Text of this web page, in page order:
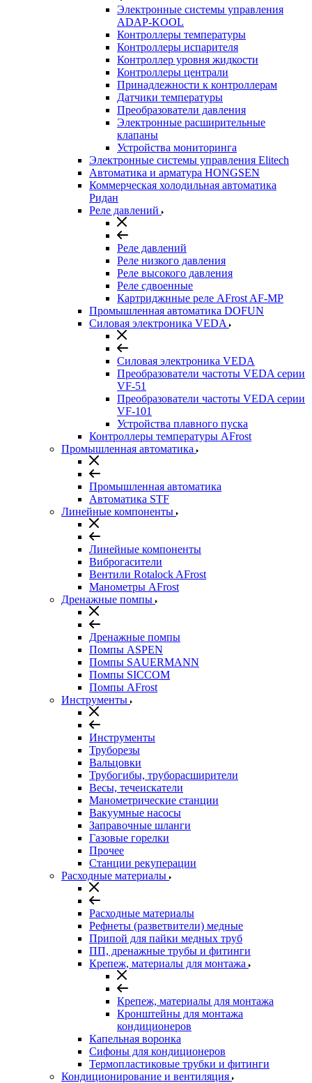
Электронные системы управления
ADAP-KOOL
Контроллеры температуры
Контроллеры испарителя
Контроллер уровня жидкости
Контроллеры централи
Принадлежности к контроллерам
Датчики температуры
Преобразователи давления
Электронные расширительные
клапаны
Устройства мониторинга
Электронные системы управления Elitech
Автоматика и арматура HONGSEN
Коммерческая холодильная автоматика
Ридан
Реле давлений
Реле давлений
Реле низкого давления
Реле высокого давления
Реле сдвоенные
Картриджнные реле AFrost AF-MP
Промышленная автоматика DOFUN
Силовая электроника VEDA
Силовая электроника VEDA
Преобразователи частоты VEDA серии
VF-51
Преобразователи частоты VEDA серии
VF-101
Устройства плавного пуска
Контроллеры температуры AFrost
Промышленная автоматика
Промышленная автоматика
Автоматика STF
Линейные компоненты
Линейные компоненты
Виброгасители
Вентили Rotalock AFrost
Манометры AFrost
Дренажные помпы
Дренажные помпы
Помпы ASPEN
Помпы SAUERMANN
Помпы SICCOM
Помпы AFrost
Инструменты
Инструменты
Труборезы
Вальцовки
Трубогибы, труборасширители
Весы, течеискатели
Манометрические станции
Вакуумные насосы
Заправочные шланги
Газовые горелки
Прочее
Станции рекуперации
Расходные материалы
Расходные материалы
Рефнеты (разветвители) медные
Припой для пайки медных труб
ПП, дренажные трубы и фитинги
Крепеж, материалы для монтажа
Крепеж, материалы для монтажа
Кронштейны для монтажа
кондиционеров
Капельная воронка
Сифоны для кондиционеров
Термопластиковые трубки и фитинги
Кондиционирование и вентиляция